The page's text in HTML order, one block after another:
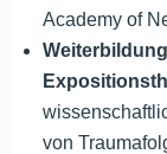
Academy of
von